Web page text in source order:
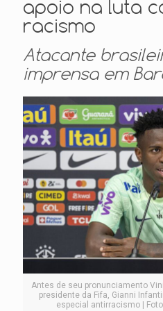
apoio na luta
racismo
Atacante
imprensa em
Antes de seu pronunciamento
presidente da Fifa, Gianni
especial antirracismo |